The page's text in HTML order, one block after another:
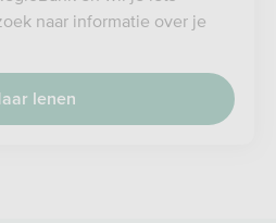
naar informatie over je
lenen